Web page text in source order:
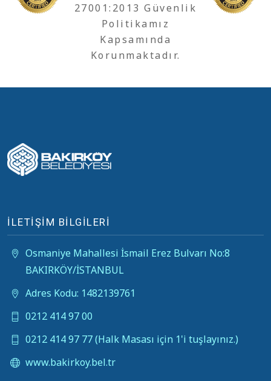
27001:2013 Güvenlik
Politikamız
Kapsamında
Korunmaktadır.
İLETİŞİM BİLGİLERİ
Osmaniye Mahallesi İsmail Erez Bulvarı No:8
BAKIRKÖY/İSTANBUL
Adres Kodu: 1482139761
0212 414 97 00
0212 414 97 77 (Halk Masası için 1'i tuşlayınız.)
www.bakirkoy.bel.tr